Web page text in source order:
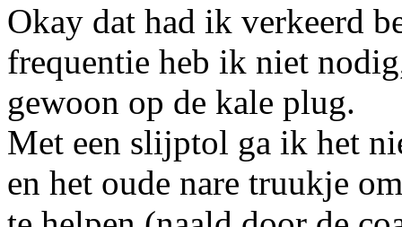
Okay dat had ik verkeerd
frequentie heb ik niet
gewoon op de kale plug.
Met een slijptol ga ik het
en het oude nare truukje